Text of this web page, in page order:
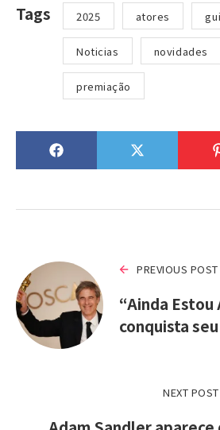
Tags 2025 atores
Noticias novidades
premiação
PREVIOUS POST
“Ainda Estou
conquista
NEXT POST